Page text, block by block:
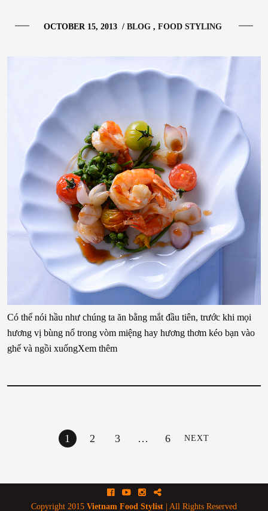
OCTOBER 15, 2013 / BLOG FOOD STYLING
Có thể nói hầu như chúng ta ăn bằng mắt đầu tiên, trước khi mọi
hương vị bùng nổ trong vòm miệng hay hương thơm kéo bạn vào
ghế và ngồi xuốngXem thêm
1 2 3 … 6 NEXT
FacebookYoutubeInstagram
Copyright 2015 Vietnam Food Stylist | All Rights Reserved